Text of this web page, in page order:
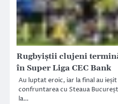
Rugbyiștii clujeni
în Super Liga CEC Bank
Au luptat eroic, iar la final au
confruntarea cu Steaua
la…